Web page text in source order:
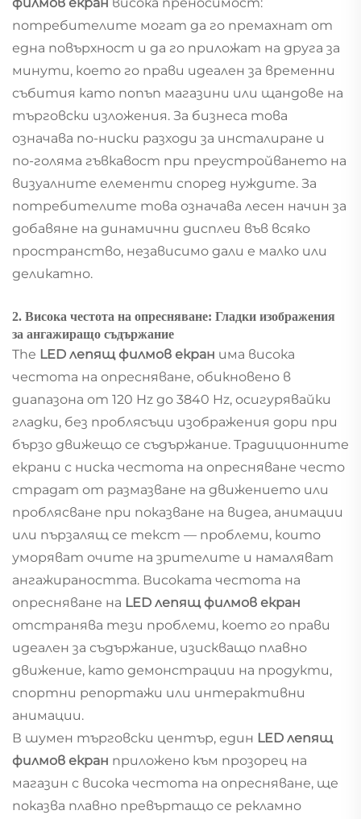
потребителите могат да го премахнат от
една повърхност и да го приложат на друга за
минути, което го прави идеален за временни
събития като попъп магазини или щандове на
търговски изложения. За бизнеса това
означава по-ниски разходи за инсталиране и
по-голяма гъвкавост при преустройването на
визуалните елементи според нуждите. За
потребителите това означава лесен начин за
добавяне на динамични дисплеи във всяко
пространство, независимо дали е малко или
деликатно.
2. Висока честота на опресняване: Гладки изображения
за ангажиращо съдържание
The LED лепящ филмов екран има висока
честота на опресняване, обикновено в
диапазона от 120 Hz до 3840 Hz, осигурявайки
гладки, без проблясъци изображения дори при
бързо движещо се съдържание. Традиционните
екрани с ниска честота на опресняване често
страдат от размазване на движението или
проблясване при показване на видеа, анимации
или пързалящ се текст — проблеми, които
уморяват очите на зрителите и намаляват
ангажираността. Високата честота на
опресняване на LED лепящ филмов екран
отстранява тези проблеми, което го прави
идеален за съдържание, изискващо плавно
движение, като демонстрации на продукти,
спортни репортажи или интерактивни
анимации.
В шумен търговски център, един LED лепящ
филмов екран приложено към прозорец на
магазин с висока честота на опресняване, ще
показва плавно превъртащо се рекламно